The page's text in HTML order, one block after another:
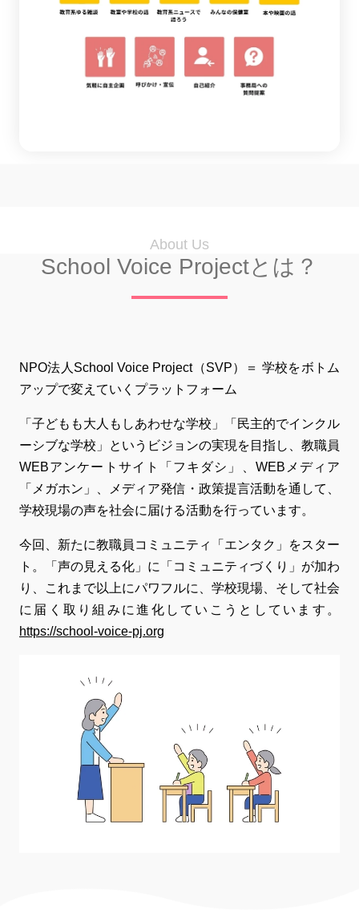
About Us
School Voice Projectとは？
NPO法人School Voice Project（SVP）＝ 学校をボトム
アップで変えていくプラットフォーム
「子どもも大人もしあわせな学校」「民主的でインクル
ーシブな学校」というビジョンの実現を目指し、教職員
WEBアンケートサイト「フキダシ」、WEBメディア
「メガホン」、メディア発信・政策提言活動を通して、
学校現場の声を社会に届ける活動を行っています。
今回、新たに教職員コミュニティ「エンタク」をスター
ト。「声の見える化」に「コミュニティづくり」が加わ
り、これまで以上にパワフルに、学校現場、そして社会
に届く取り組みに進化していこうとしています。
https://school-voice-pj.org